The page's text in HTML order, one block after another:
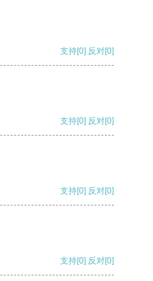
支持[0] 反对[0]
支持[0] 反对[0]
支持[0] 反对[0]
支持[0] 反对[0]